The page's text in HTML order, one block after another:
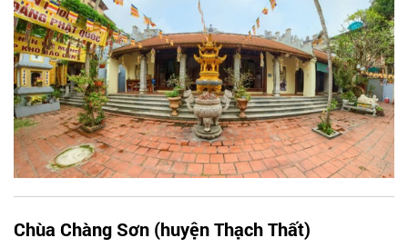
Chùa Chàng Sơn (huyện Thạch Thất)